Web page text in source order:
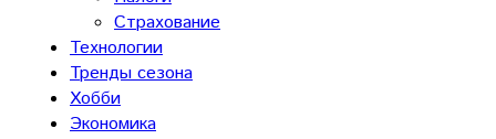
Страхование
Технологии
Тренды сезона
Хобби
Экономика